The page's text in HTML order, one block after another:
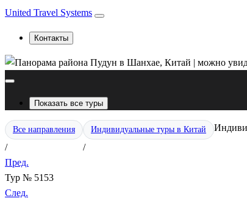
United Travel Systems
Контакты
Показать все туры
Все направления
/
Индивидуальные туры в Китай
/
Пред.
Тур № 5153
След.